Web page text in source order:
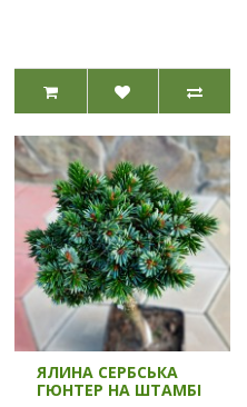
ЯЛИНА СЕРБСЬКА
ГЮНТЕР НА ШТАМБІ